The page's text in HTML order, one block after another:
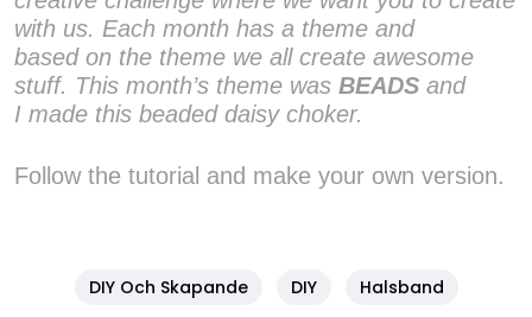
with us. Each month has a theme and
based on the theme we all create awesome
stuff. This month’s theme was BEADS and
I made this beaded daisy choker.
Follow the tutorial and make your own version.
DIY Och Skapande DIY Halsband